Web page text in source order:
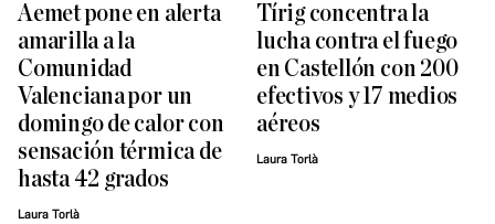
Aemet pone en alerta
amarilla a la
Comunidad
Valenciana por un
domingo de calor con
sensación térmica de
hasta 42 grados
Laura Torlà
Tírig concentra la
lucha contra el fuego
en Castellón con 200
efectivos y 17 medios
aéreos
Laura Torlà